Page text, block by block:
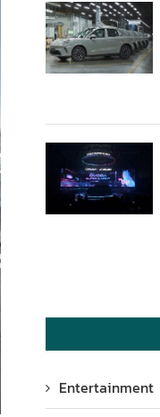
Entertainment